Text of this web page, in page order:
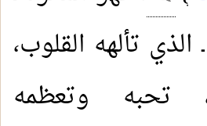
تألهه القلوب،
تحبه وتعظمه